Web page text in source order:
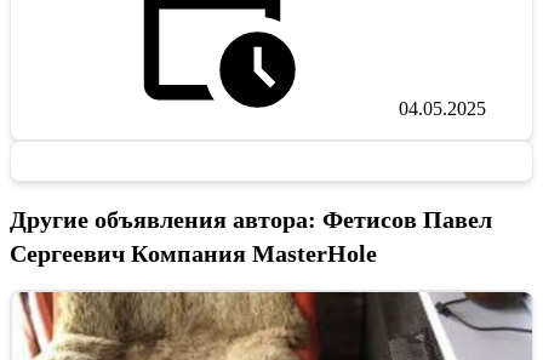
04.05.2025
Другие объявления автора: Фетисов Павел
Сергеевич Компания MasterHole